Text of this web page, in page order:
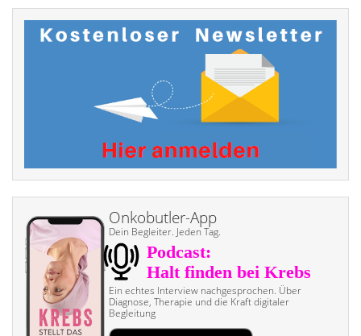
Onkobutler-App
Dein Begleiter. Jeden Tag.
Ein echtes Interview nach­gesprochen. Über
Diagnose, Therapie und die Kraft digitaler
Begleitung